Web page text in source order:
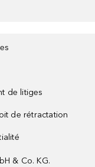
de litiges
de rétractation
& Co. KG.